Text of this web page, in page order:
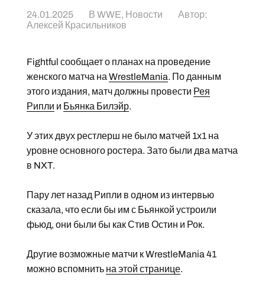
24.01.2025 В WWE, Новости
Автор:
Алексей Красильников
Fightful сообщает о планах на проведение
женского матча на WrestleMania. По данным
этого издания, матч должны провести Рея
Рипли и Бьянка Билэйр.
У этих двух рестлерш не было матчей 1х1 на
уровне основного ростера. Зато были два матча
в NXT.
Пару лет назад Рипли в одном из интервью
сказала, что если бы им с Бьянкой устроили
фьюд, они были бы как Стив Остин и Рок.
Другие возможные матчи к WrestleMania 41
можно вспомнить на этой странице.